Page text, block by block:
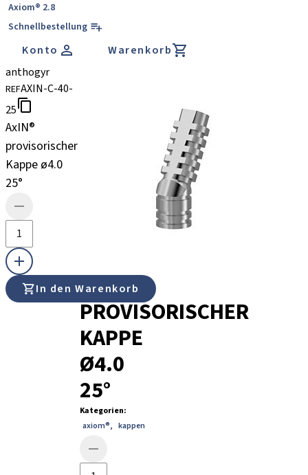
Axiom® 2.8
Schnellbestellung
Konto
Warenkorb
anthogyr
REFAXIN-C-40-
25
AxIN®
provisorischer
Kappe ø4.0
25°
In den Warenkorb
AXIN®
PROVISORISCHER
KAPPE
Ø4.0
25°
Kategorien:
axiom®, kappen